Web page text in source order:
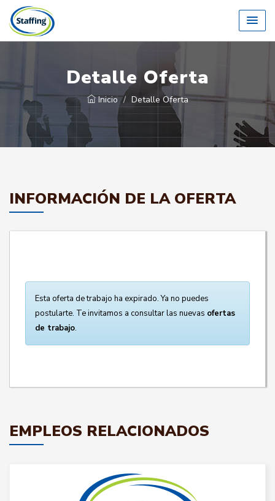
Detalle Oferta
Inicio Detalle Oferta
INFORMACIÓN DE LA OFERTA
Esta oferta de trabajo ha expirado. Ya no puedes
postularte. Te invitamos a consultar las nuevas ofertas
de trabajo.
EMPLEOS RELACIONADOS